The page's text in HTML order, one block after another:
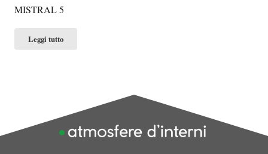
MISTRAL 5
Leggi tutto